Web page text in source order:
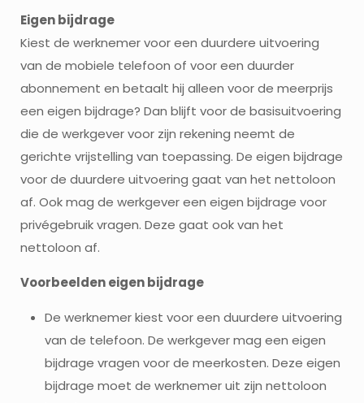
Eigen bijdrage
Kiest de werknemer voor een duurdere uitvoering
van de mobiele telefoon of voor een duurder
abonnement en betaalt hij alleen voor de meerprijs
een eigen bijdrage? Dan blijft voor de basisuitvoering
die de werkgever voor zijn rekening neemt de
gerichte vrijstelling van toepassing. De eigen bijdrage
voor de duurdere uitvoering gaat van het nettoloon
af. Ook mag de werkgever een eigen bijdrage voor
privégebruik vragen. Deze gaat ook van het
nettoloon af.
Voorbeelden eigen bijdrage
De werknemer kiest voor een duurdere uitvoering
van de telefoon. De werkgever mag een eigen
bijdrage vragen voor de meerkosten. Deze eigen
bijdrage moet de werknemer uit zijn nettoloon